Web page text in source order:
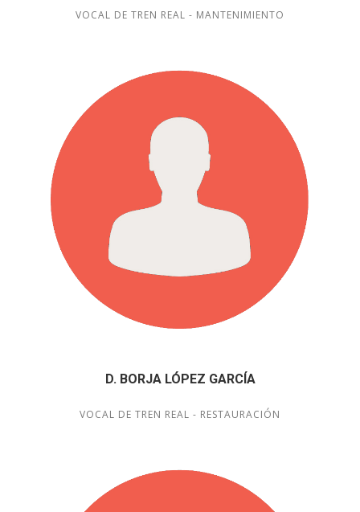
VOCAL DE TREN REAL - MANTENIMIENTO
D. BORJA LÓPEZ GARCÍA
VOCAL DE TREN REAL - RESTAURACIÓN